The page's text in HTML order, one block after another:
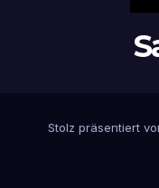
Stolz präsentiert